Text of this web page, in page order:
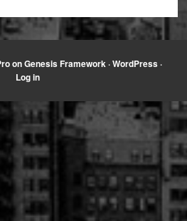
onGenesis Framework ·WordPress ·
Log in